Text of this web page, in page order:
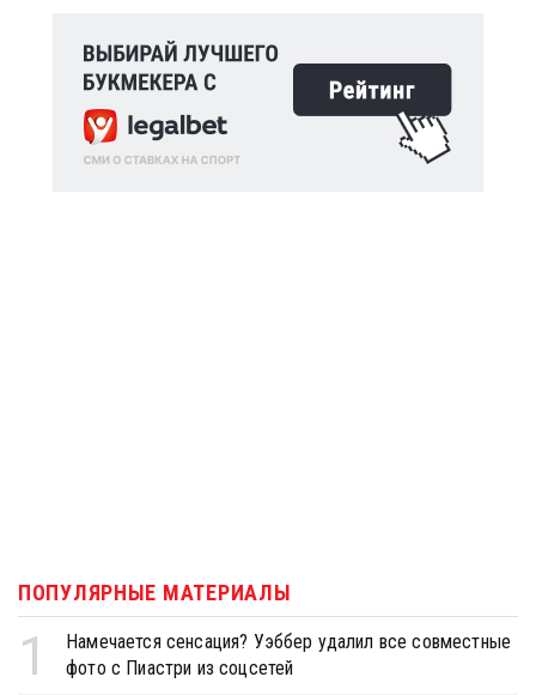
ПОПУЛЯРНЫЕ МАТЕРИАЛЫ
1
Намечается сенсация? Уэббер удалил все совместные
фото с Пиастри из соцсетей